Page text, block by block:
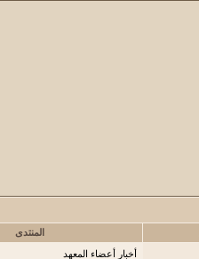
المنتدى
أخبار أعضاء المعهد